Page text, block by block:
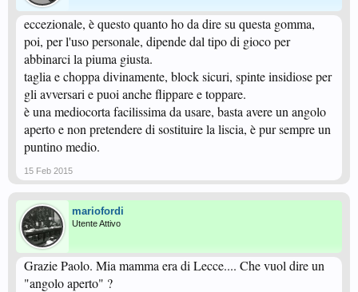
eccezionale, è questo quanto ho da dire su questa gomma,
poi, per l'uso personale, dipende dal tipo di gioco per
abbinarci la piuma giusta.
taglia e choppa divinamente, block sicuri, spinte insidiose per
gli avversari e puoi anche flippare e toppare.
è una mediocorta facilissima da usare, basta avere un angolo
aperto e non pretendere di sostituire la liscia, è pur sempre un
puntino medio.
15 Feb 2015
mariofordi
Utente Attivo
Grazie Paolo. Mia mamma era di Lecce.... Che vuol dire un
"angolo aperto" ?